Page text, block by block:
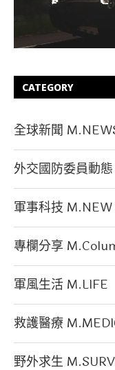
CATEGORY
全球新聞
外交國防委員動
軍事科技
專欄分享
軍風生活 M.LIFE
救護醫療
野外求生